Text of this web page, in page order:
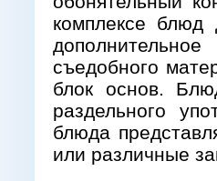
комплексе
съедобного
блок основ.
раздельного
блюда
или различные